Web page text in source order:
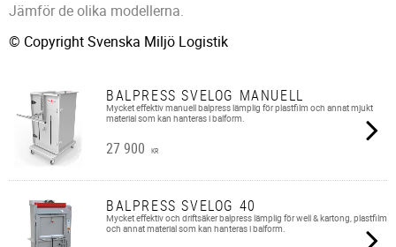
Jämför de olika modellerna.
© Copyright Svenska Miljö Logistik
BALPRESS SVELOG MANUELL
Mycket effektiv manuell balpress lämplig för plastfilm och annat mjukt
material som kan hanteras i balform.
27 900 KR
BALPRESS SVELOG 40
Mycket effektiv och driftsäker balpress lämplig för well & kartong, plastfilm
och annat material som kan hanteras i balform.